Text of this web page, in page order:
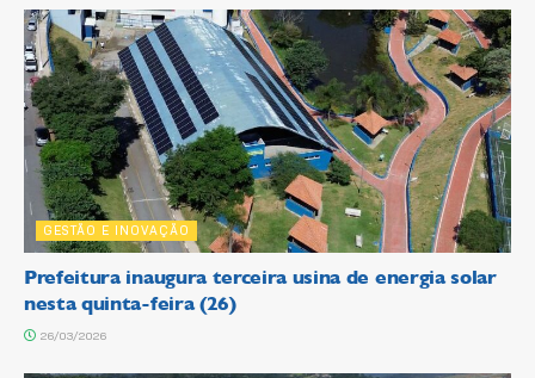
GESTÃO E INOVAÇÃO
Prefeitura inaugura terceira usina de energia solar
nesta quinta-feira (26)
26/03/2026